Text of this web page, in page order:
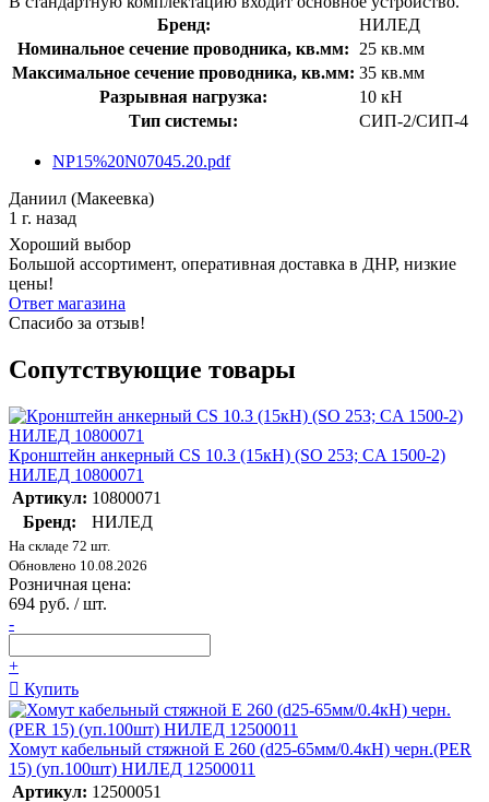
Бренд:
НИЛЕД
Номинальное сечение проводника, кв.мм:
25 кв.мм
Максимальное сечение проводника, кв.мм: 35 кв.мм
Разрывная нагрузка:
10 кН
Тип системы:
СИП-2/СИП-4
NP15%20N07045.20.pdf
Даниил (Макеевка)
1 г. назад
Хороший выбор
Большой ассортимент, оперативная доставка в ДНР, низкие
цены!
Ответ магазина
Спасибо за отзыв!
Сопутствующие товары
Кронштейн анкерный CS 10.3 (15кН) (SO 253; CA 1500-2)
НИЛЕД 10800071
Артикул: 10800071
Бренд:
НИЛЕД
На складе 72 шт.
Обновлено 10.08.2026
Розничная цена:
694 руб. / шт.
-
+
Купить
Хомут кабельный стяжной E 260 (d25-65мм/0.4кН) черн.(PER
15) (уп.100шт) НИЛЕД 12500011
Артикул: 12500051